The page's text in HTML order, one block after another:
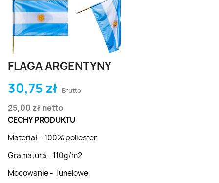
FLAGA ARGENTYNY
30,75 zł Brutto
25,00 zł netto
CECHY PRODUKTU
Materiał - 100% poliester
Gramatura - 110g/m2
Mocowanie - Tunelowe